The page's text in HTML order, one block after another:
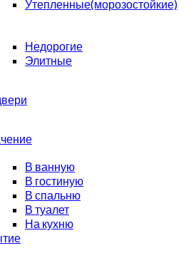
Утепленные(морозостойкие)
Недорогие
Элитные
В ванную
В гостиную
В спальню
В туалет
На кухню